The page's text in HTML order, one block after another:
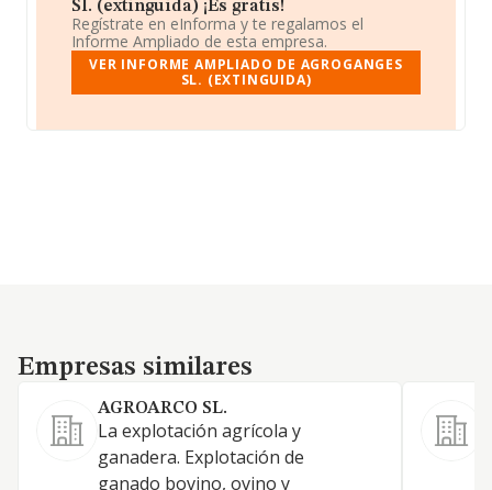
Sl. (extinguida) ¡Es gratis!
Regístrate en eInforma y te regalamos el
Informe Ampliado de esta empresa.
VER INFORME AMPLIADO DE AGROGANGES
SL. (EXTINGUIDA)
Empresas similares
Empresas similares
AGROARCO SL.
La explotación agrícola y
ganadera. Explotación de
ganado bovino, ovino y